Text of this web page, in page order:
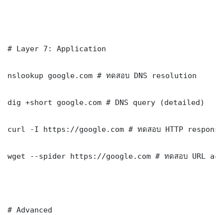
# Layer 7: Application
nslookup google.com # ทดสอบ DNS resolution
dig +short google.com # DNS query (detailed)
curl -I https://google.com # ทดสอบ HTTP
wget --spider https://google.com # ทดสอบ URL
# Advanced